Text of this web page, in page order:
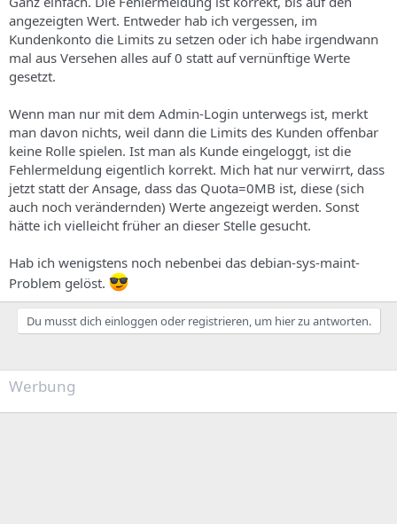
angezeigten Wert. Entweder hab ich vergessen, im
Kundenkonto die Limits zu setzen oder ich habe irgendwann
mal aus Versehen alles auf 0 statt auf vernünftige Werte
gesetzt.
Wenn man nur mit dem Admin-Login unterwegs ist, merkt
man davon nichts, weil dann die Limits des Kunden offenbar
keine Rolle spielen. Ist man als Kunde eingeloggt, ist die
Fehlermeldung eigentlich korrekt. Mich hat nur verwirrt, dass
jetzt statt der Ansage, dass das Quota=0MB ist, diese (sich
auch noch verändernden) Werte angezeigt werden. Sonst
hätte ich vielleicht früher an dieser Stelle gesucht.
Hab ich wenigstens noch nebenbei das debian-sys-maint-
Problem gelöst.
Du musst dich einloggen oder registrieren, um hier zu antworten.
Werbung